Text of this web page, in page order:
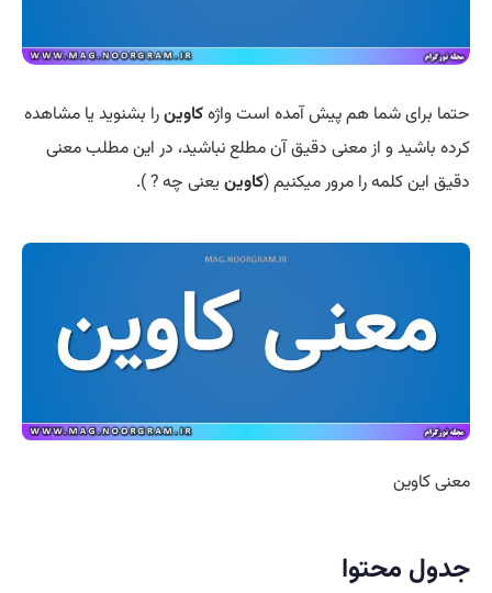
حتما برای شما هم پیش آمده است واژهکاوینرا بشنوید یا مشاهده
کرده باشید و از معنی دقیق آن مطلع نباشید، در این مطلب معنی
دقیق این کلمه را مرور میکنیم (کاوینیعنی چه ? ).
معنی کاوین
جدول محتوا